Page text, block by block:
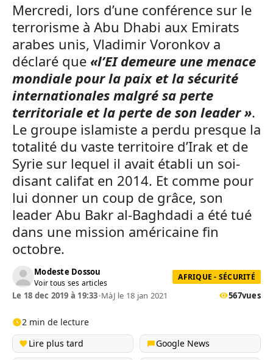
Mercredi, lors d’une conférence sur le
terrorisme à Abu Dhabi aux Emirats
arabes unis, Vladimir Voronkov a
déclaré que «l’EI demeure une menace
mondiale pour la paix et la sécurité
internationales malgré sa perte
territoriale et la perte de son leader ».
Le groupe islamiste a perdu presque la
totalité du vaste territoire d’Irak et de
Syrie sur lequel il avait établi un soi-
disant califat en 2014. Et comme pour
lui donner un coup de grâce, son
leader Abu Bakr al-Baghdadi a été tué
dans une mission américaine fin
octobre.
Modeste Dossou
Voir tous ses articles
AFRIQUE - SÉCURITÉ
Le 18 dec 2019 à 19:33•MàJ le 18 jan 2021 567vues
2 min de lecture
Lire plus tard
Google News